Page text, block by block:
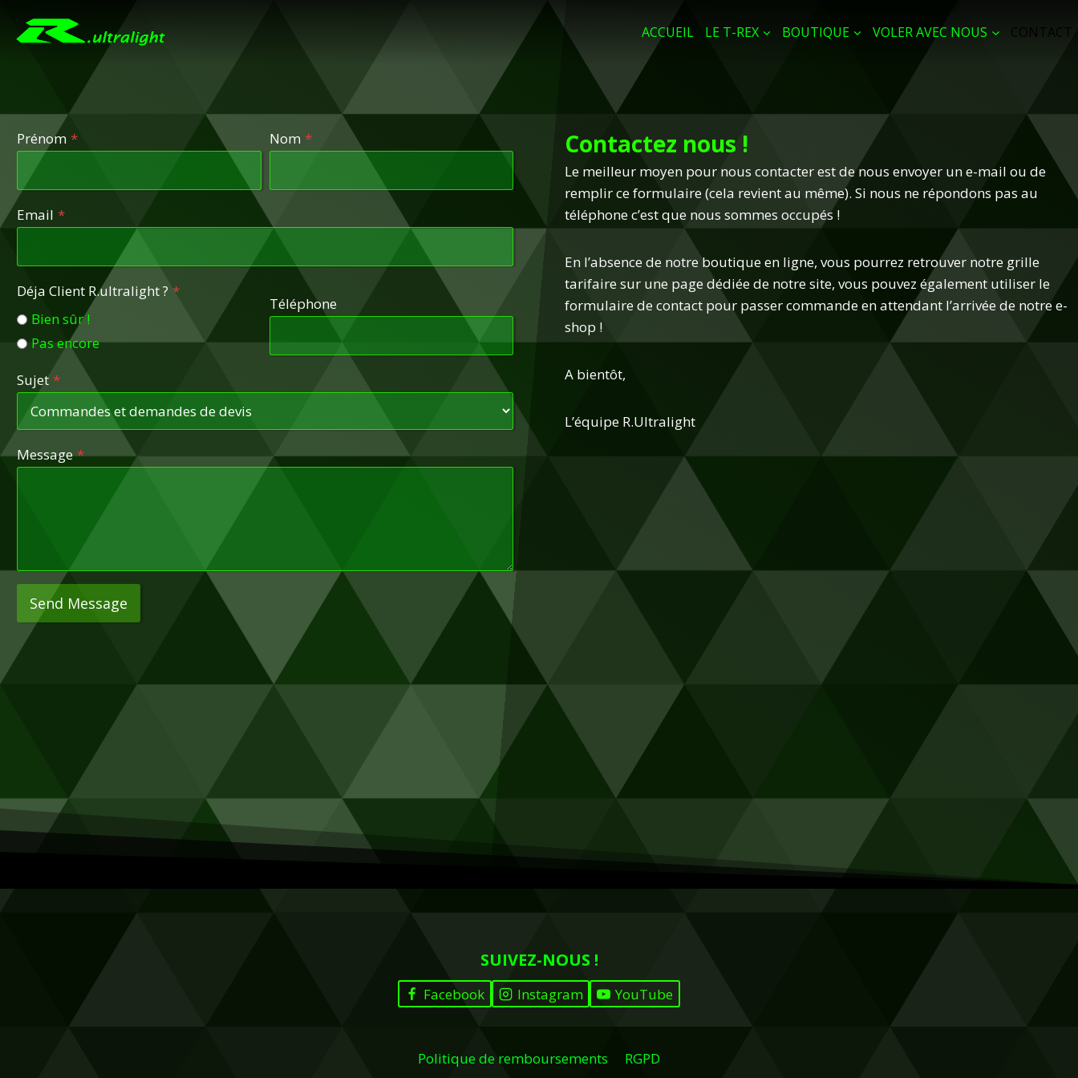
ACCUEIL LE T-REX BOUTIQUE VOLER AVEC NOUS CONTACT
Prénom * Nom *
Email *
Déja Client R.ultralight ? *
Bien sûr !
Pas encore
Téléphone
Sujet *
Message *
Send Message
Contactez nous !
Le meilleur moyen pour nous contacter est de nous envoyer un e-mail ou de
remplir ce formulaire (cela revient au même). Si nous ne répondons pas au
téléphone c’est que nous sommes occupés !
En l’absence de notre boutique en ligne, vous pourrez retrouver notre grille
tarifaire sur une page dédiée de notre site, vous pouvez également utiliser le
formulaire de contact pour passer commande en attendant l’arrivée de notre e-
shop !
A bientôt,
L’équipe R.Ultralight
SUIVEZ-NOUS !
Facebook Instagram YouTube
Politique de remboursements RGPD